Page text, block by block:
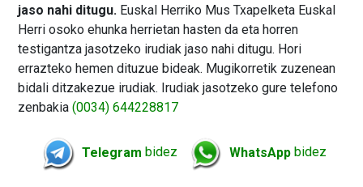
jaso nahi ditugu. Euskal Herriko Mus Txapelketa Euskal
Herri osoko ehunka herrietan hasten da eta horren
testigantza jasotzeko irudiak jaso nahi ditugu. Hori
errazteko hemen dituzue bideak. Mugikorretik zuzenean
bidali ditzakezue irudiak. Irudiak jasotzeko gure telefono
zenbakia(0034) 644228817
Telegram bidez WhatsApp bidez